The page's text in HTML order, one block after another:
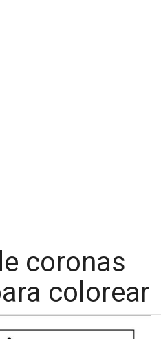
coronas
colorear